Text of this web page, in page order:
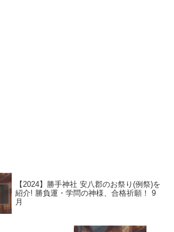
【2024】勝手神社 安八郡のお祭り(例祭)を
紹介! 勝負運・学問の神様、合格祈願！ 9
月